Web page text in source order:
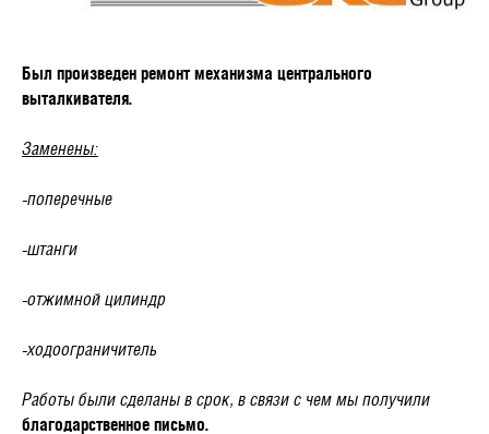
Был произведен ремонт механизма центрального
выталкивателя.
Заменены:
-поперечные
-штанги
-отжимной цилиндр
-ходоограничитель
Работы были сделаны в срок, в связи с чем мы получили
благодарственное письмо.